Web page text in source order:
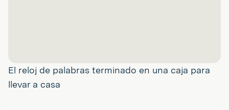
El reloj de palabras terminado en una caja para
llevar a casa